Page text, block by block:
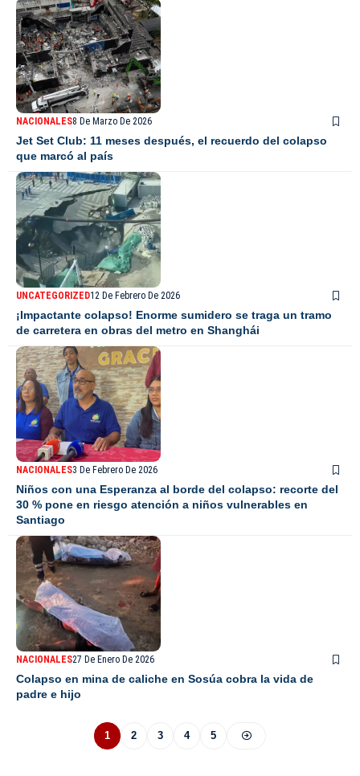
NACIONALES8 De Marzo De 2026
Jet Set Club: 11 meses después, el recuerdo del colapso
que marcó al país
UNCATEGORIZED12 De Febrero De 2026
¡Impactante colapso! Enorme sumidero se traga un tramo
de carretera en obras del metro en Shanghái
NACIONALES3 De Febrero De 2026
Niños con una Esperanza al borde del colapso: recorte del
30 % pone en riesgo atención a niños vulnerables en
Santiago
NACIONALES27 De Enero De 2026
Colapso en mina de caliche en Sosúa cobra la vida de
padre e hijo
1 2 3 4 5